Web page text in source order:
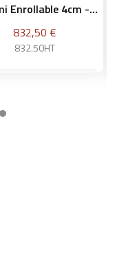
Enrollable 4cm -...
Precio
832,50 €
832.50HT
Añadir a la cesta